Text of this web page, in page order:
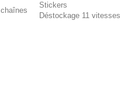
Stickers
Déstockage 11 vitesses